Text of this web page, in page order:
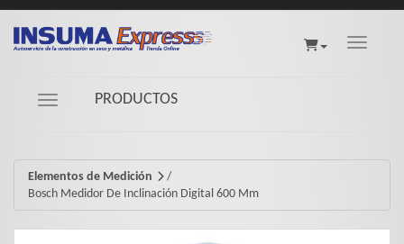
Toggle
Navigation ein-/ausblenden
PRODUCTOS
Elementos de Medición
/
Bosch Medidor De Inclinación Digital 600 Mm